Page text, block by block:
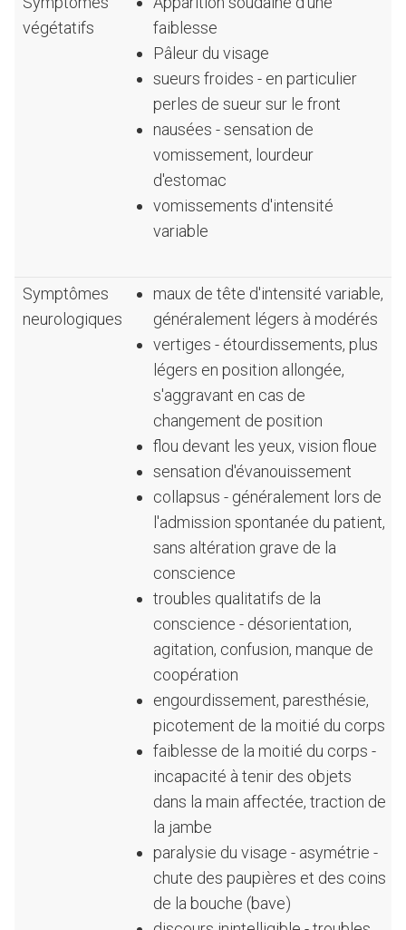
végétatifs
faiblesse
Pâleur du visage
sueurs froides - en particulier
perles de sueur sur le front
nausées - sensation de
vomissement, lourdeur
d'estomac
vomissements d'intensité
variable
Symptômes
neurologiques
maux de tête d'intensité variable,
généralement légers à modérés
vertiges - étourdissements, plus
légers en position allongée,
s'aggravant en cas de
changement de position
flou devant les yeux, vision floue
sensation d'évanouissement
collapsus - généralement lors de
l'admission spontanée du patient,
sans altération grave de la
conscience
troubles qualitatifs de la
conscience - désorientation,
agitation, confusion, manque de
coopération
engourdissement, paresthésie,
picotement de la moitié du corps
faiblesse de la moitié du corps -
incapacité à tenir des objets
dans la main affectée, traction de
la jambe
paralysie du visage - asymétrie -
chute des paupières et des coins
de la bouche (bave)